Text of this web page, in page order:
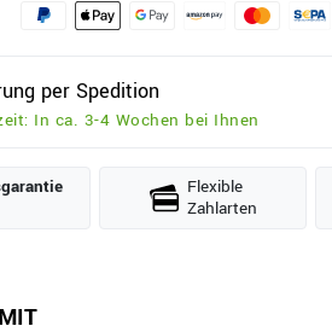
per Spedition
In ca. 3-4 Wochen bei Ihnen
Flexible
Zahlarten